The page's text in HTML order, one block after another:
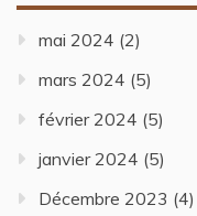
mai 2024 (2)
mars 2024 (5)
février 2024 (5)
janvier 2024 (5)
Décembre 2023 (4)